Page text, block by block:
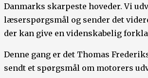
Danmarks skarpeste hoveder. Vi
læserspørgsmål og sender det
der kan give en videnskabelig
Denne gang er det Thomas
sendt et spørgsmål om motorers